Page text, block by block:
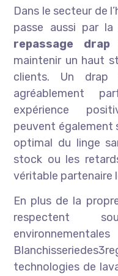
Dans le secteur de
passe aussi par
repassage drap
maintenir un haut
clients. Un drap
agréablement
expérience
peuvent également
optimal du linge
stock ou les
véritable partenaire
En plus de la
respectent
technologies de